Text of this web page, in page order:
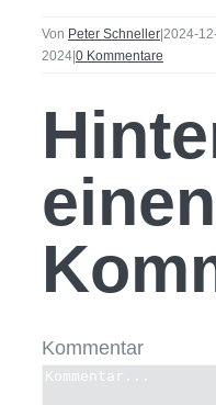
Von Peter Schneller|2024-
2024|0 Kommentare
einen
Kommentar